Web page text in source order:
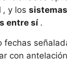
, y los
entre sí .
fechas
con